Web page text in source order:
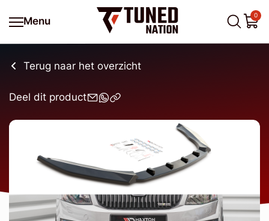
Menu
0
Terug naar het overzicht
Deel dit product